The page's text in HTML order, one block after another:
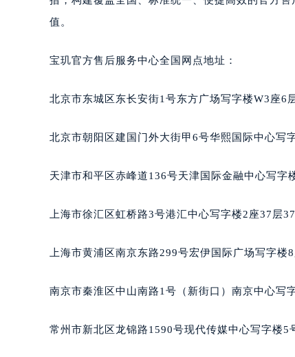
广州市天河区天河路230号万菱汇
深圳市罗湖区深南东路5001号华
厦门市思明区湖滨东路95号华润
成都市锦江区人民东路6号SAC东
长沙市芙蓉区定王台街道建湘路
太原市迎泽区解放路15号亨得利
沈阳市沈河区中街路83号亨得利
温州市鹿城区锦绣路1067号置信
值。
宝玑官方售后服务中心全国网点地址：
北京市东城区东长安街1号东方广场写字楼W3座6
北京市朝阳区建国门外大街甲6号华熙国际中心写
天津市和平区赤峰道136号天津国际金融中心写字
上海市徐汇区虹桥路3号港汇中心写字楼2座37层
上海市黄浦区南京东路299号宏伊国际广场写字楼
南京市秦淮区中山南路1号（新街口）南京中心写
常州市新北区龙锦路1590号现代传媒中心写字楼5